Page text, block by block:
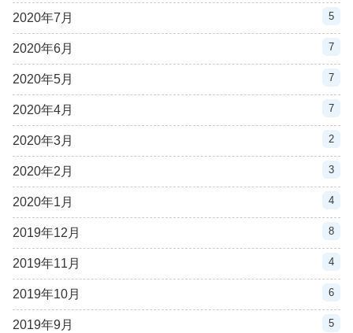
2020年7月 5
2020年6月 7
2020年5月 7
2020年4月 7
2020年3月 2
2020年2月 3
2020年1月 4
2019年12月 8
2019年11月 4
2019年10月 6
2019年9月 5